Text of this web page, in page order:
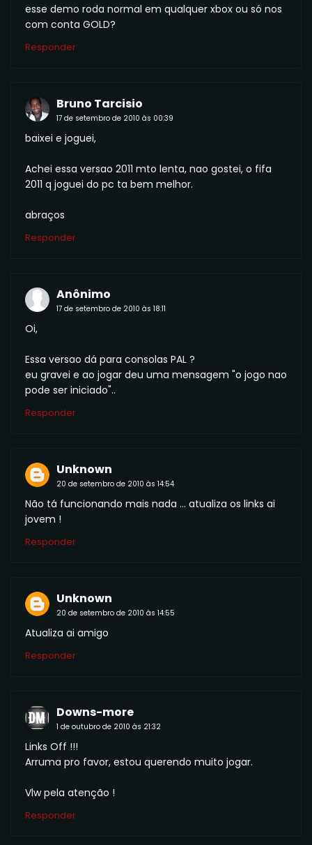
esse demo roda normal em qualquer xbox ou só nos
com conta GOLD?
Responder
Bruno Tarcisio
17 de setembro de 2010 às 00:39
baixei e joguei,
Achei essa versao 2011 mto lenta, nao gostei, o fifa
2011 q joguei do pc ta bem melhor.
abraços
Responder
Anônimo
17 de setembro de 2010 às 18:11
Oi,
Essa versao dá para consolas PAL ?
eu gravei e ao jogar deu uma mensagem "o jogo nao
pode ser iniciado"..
Responder
Unknown
20 de setembro de 2010 às 14:54
Não tá funcionando mais nada ... atualiza os links ai
jovem !
Responder
Unknown
20 de setembro de 2010 às 14:55
Atualiza ai amigo
Responder
Downs-more
1 de outubro de 2010 às 21:32
Links Off !!!
Arruma pro favor, estou querendo muito jogar.
Vlw pela atenção !
Responder